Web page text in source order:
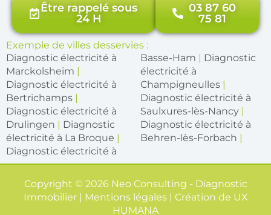
Être rappelé sous
24 H
03 87 60
75 81
Exemple de villes desservies :
Diagnostic électricité à
Marckolsheim |
Diagnostic électricité à
Bertrichamps |
Diagnostic électricité à
Drulingen | Diagnostic
électricité à La Broque |
Diagnostic électricité à
Basse-Ham | Diagnostic
électricité à
Champigneulles|
Diagnostic électricité à
Saulxures-lès-Nancy|
Diagnostic électricité à
Behren-lès-Forbach |
Copyright © 2026 Neo Consulting - Diagnostic
Immobilier | Mentions légales | Création de UX
HUMANA